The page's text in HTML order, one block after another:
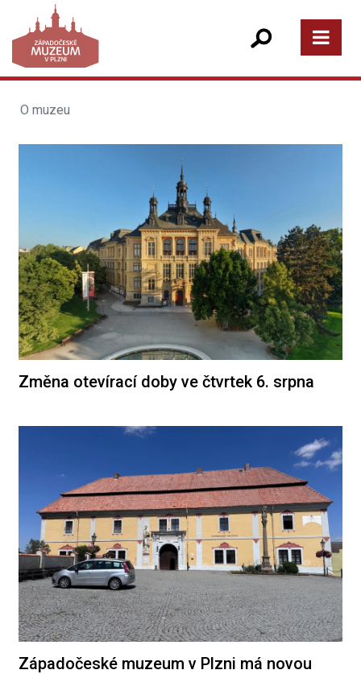
O muzeu
Změna otevírací doby ve čtvrtek 6. srpna
Západočeské muzeum v Plzni má novou